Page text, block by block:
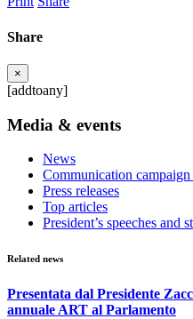
Share
×
[addtoany]
Media & events
News
Communication campaign
Press releases
Top articles
President’s speeches and
Related news
Presentata dal Presidente
annuale ART al Parlamento